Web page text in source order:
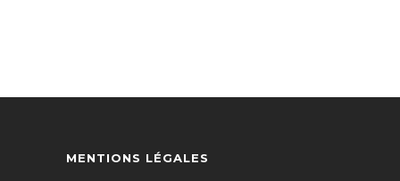
MENTIONS LÉGALES